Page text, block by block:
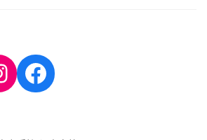
Facebook